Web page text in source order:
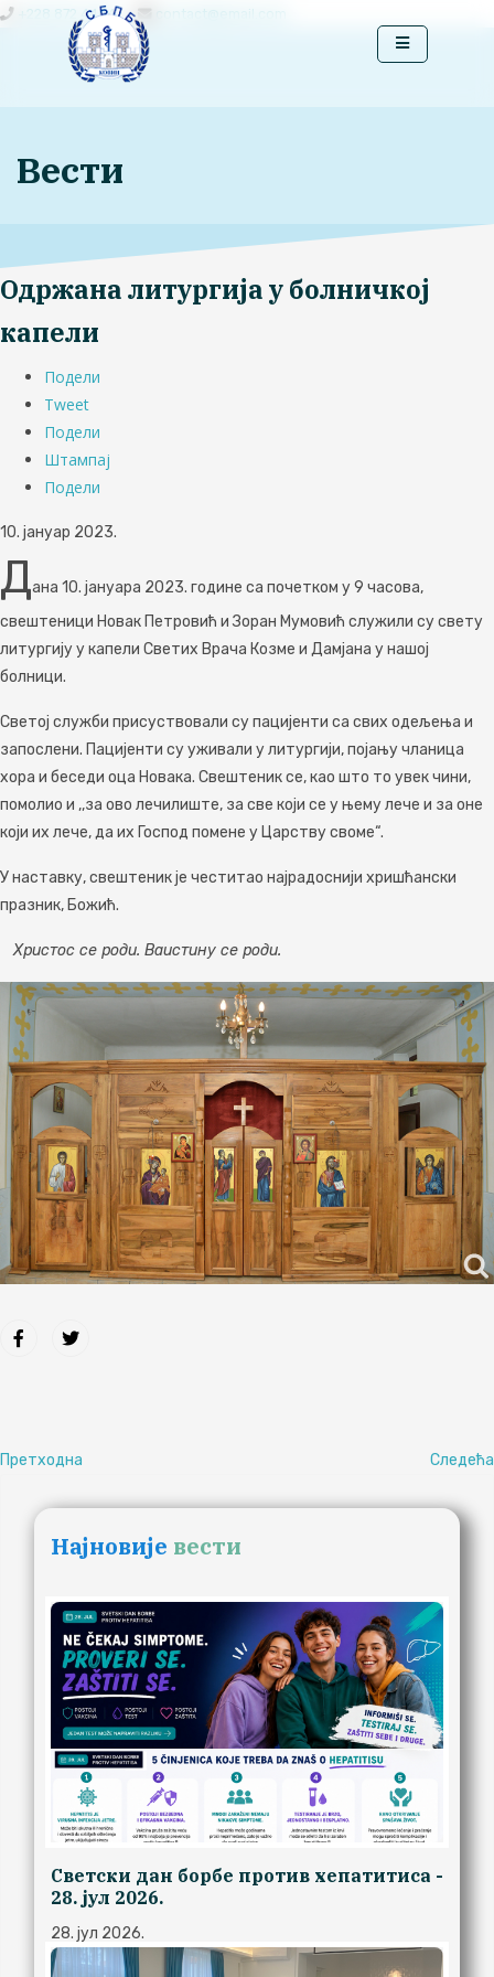
+228 872 4444 contact@email.com
Вести
Одржана литургија у болничкој
капели
Подели
Tweet
Подели
Штампај
Подели
10. јануар 2023.
Дана 10. јануара 2023. године са почетком у 9 часова,
свештеници Новак Петровић и Зоран Мумовић служили су свету
литургију у капели Светих Врача Козме и Дамјана у нашој
болници.
Светој служби присуствовали су пацијенти са свих одељења и
запослени. Пацијенти су уживали у литургији, појању чланица
хора и беседи оца Новака. Свештеник се, као што то увек чини,
помолио и ,,за ово лечилиште, за све који се у њему лече и за оне
који их лече, да их Господ помене у Царству своме“.
У наставку, свештеник је честитао најрадоснији хришћански
празник, Божић.
Христос се роди. Ваистину се роди.
Претходна Следећа
Најновије вести
Светски дан борбе против хепатитиса -
28. јул 2026.
28. јул 2026.